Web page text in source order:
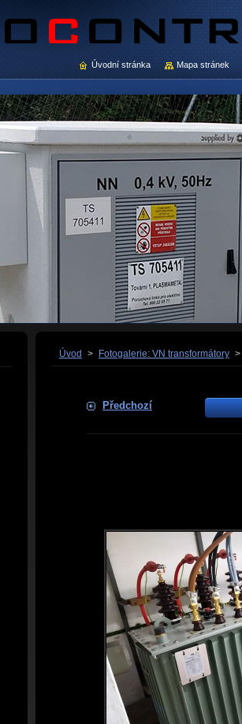
Úvod > Fotogalerie: VN transformátory >
Předchozí
Úvodní stránka Mapa stránek